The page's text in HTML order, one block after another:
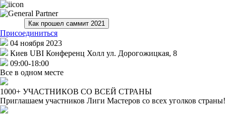
Как прошел саммит 2021
Присоединиться
04 ноября 2023
Киев UBI Конференц Холл ул. Дорогожицкая, 8
09:00-18:00
Все в одном месте
1000+ УЧАСТНИКОВ СО ВСЕЙ СТРАНЫ
Приглашаем участников Лиги Мастеров со всех уголков страны!